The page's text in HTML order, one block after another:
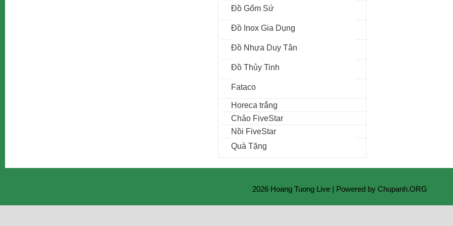
Đồ Gốm Sứ
Đồ Inox Gia Dụng
Đồ Nhựa Duy Tân
Đồ Thủy Tinh
Fataco
Horeca trắng
Chảo FiveStar
Nồi FiveStar
Quà Tặng
2026 Hoang Tuong Live | Powered by Chupanh.ORG